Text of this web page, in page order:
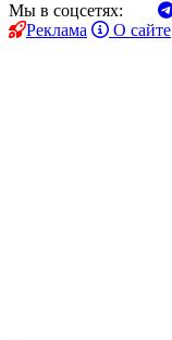
Мы в соцсетях:
Реклама
О сайте